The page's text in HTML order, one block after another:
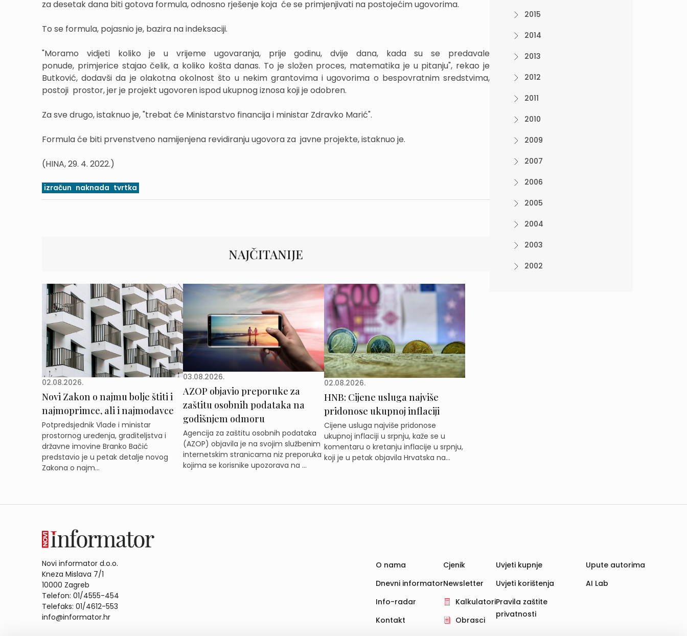
za desetak dana biti gotova formula, odnosno rješenje koja će se primjenjivati na postojećim ugovorima.
To se formula, pojasnio je, bazira na indeksaciji.
"Moramo vidjeti koliko je u vrijeme ugovaranja, prije godinu, dvije dana, kada su se predavale
ponude, primjerice stajao čelik, a koliko košta danas. To je složen proces, matematika je u pitanju", rekao je
Butković, dodavši da je olakotna okolnost što u nekim grantovima i ugovorima o bespovratnim sredstvima,
postoji prostor, jer je projekt ugovoren ispod ukupnog iznosa koji je odobren.
Za sve drugo, istaknuo je, "trebat će Ministarstvo financija i ministar Zdravko Marić".
Formula će biti prvenstveno namijenjena revidiranju ugovora za javne projekte, istaknuo je.
(HINA, 29. 4. 2022.)
izračun naknada tvrtka
NAJČITANIJE
02.08.2026.
Novi Zakon o najmu bolje štiti i
najmoprimce, ali i najmodavce
Potpredsjednik Vlade i ministar
prostornog uređenja, graditeljstva i
državne imovine Branko Bačić
predstavio je u petak detalje novog
Zakona o najm...
03.08.2026.
AZOP objavio preporuke za
zaštitu osobnih podataka na
godišnjem odmoru
Agencija za zaštitu osobnih podataka
(AZOP) objavila je na svojim službenim
internetskim stranicama niz preporuka
kojima se korisnike upozorava na ...
02.08.2026.
HNB: Cijene usluga najviše
pridonose ukupnoj inflaciji
Cijene usluga najviše pridonose
ukupnoj inflaciji u srpnju, kaže se u
komentaru o kretanju inflacije u srpnju,
koji je u petak objavila Hrvatska na...
2015
2014
2013
2012
2011
2010
2009
2007
2006
2005
2004
2003
2002
Novi informator d.o.o.
Kneza Mislava 7/1
10000 Zagreb
Telefon: 01/4555-454
Telefaks: 01/4612-553
info@informator.hr
O nama
Dnevni informator
Info-radar
Kontakt
Cjenik
Newsletter
Kalkulatori
Obrasci
Uvjeti kupnje
Uvjeti korištenja
Pravila zaštite
privatnosti
Upute autorima
AI Lab